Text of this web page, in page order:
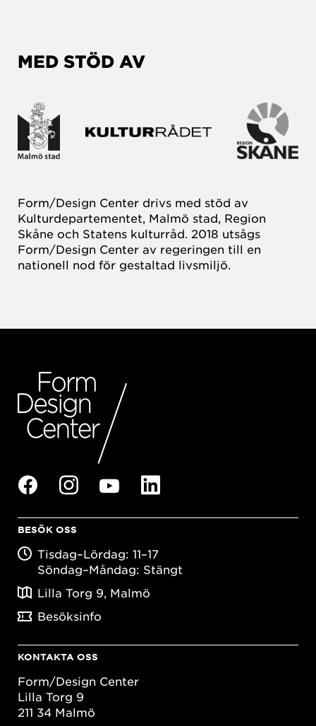
MED STÖD AV
Form/Design Center drivs med stöd av
Kulturdepartementet, Malmö stad, Region
Skåne och Statens kulturråd. 2018 utsågs
Form/Design Center av regeringen till en
nationell nod för gestaltad livsmiljö.
BESÖK OSS
Tisdag–Lördag: 11–17
Söndag–Måndag: Stängt
Lilla Torg 9, Malmö
Besöksinfo
KONTAKTA OSS
Form/Design Center
Lilla Torg 9
211 34 Malmö